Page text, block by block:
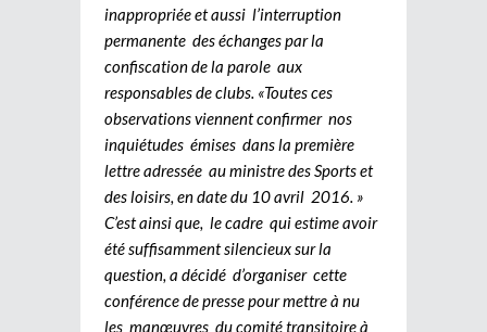
inappropriée et aussi l’interruption
permanente des échanges par la
confiscation de la parole aux
responsables de clubs. «Toutes ces
observations viennent confirmer nos
inquiétudes émises dans la première
lettre adressée au ministre des Sports et
des loisirs, en date du 10 avril 2016. »
C’est ainsi que, le cadre qui estime avoir
été suffisamment silencieux sur la
question, a décidé d’organiser cette
conférence de presse pour mettre à nu
les manœuvres du comité transitoire à